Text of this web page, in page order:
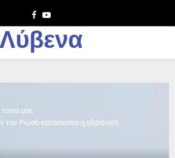
Facebook
Youtube
Λύβενα
μας
τον Ρώσο κατάσκοπο η αλβανική